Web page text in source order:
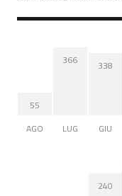
55
AGO
366
LUG
338
GIU
240